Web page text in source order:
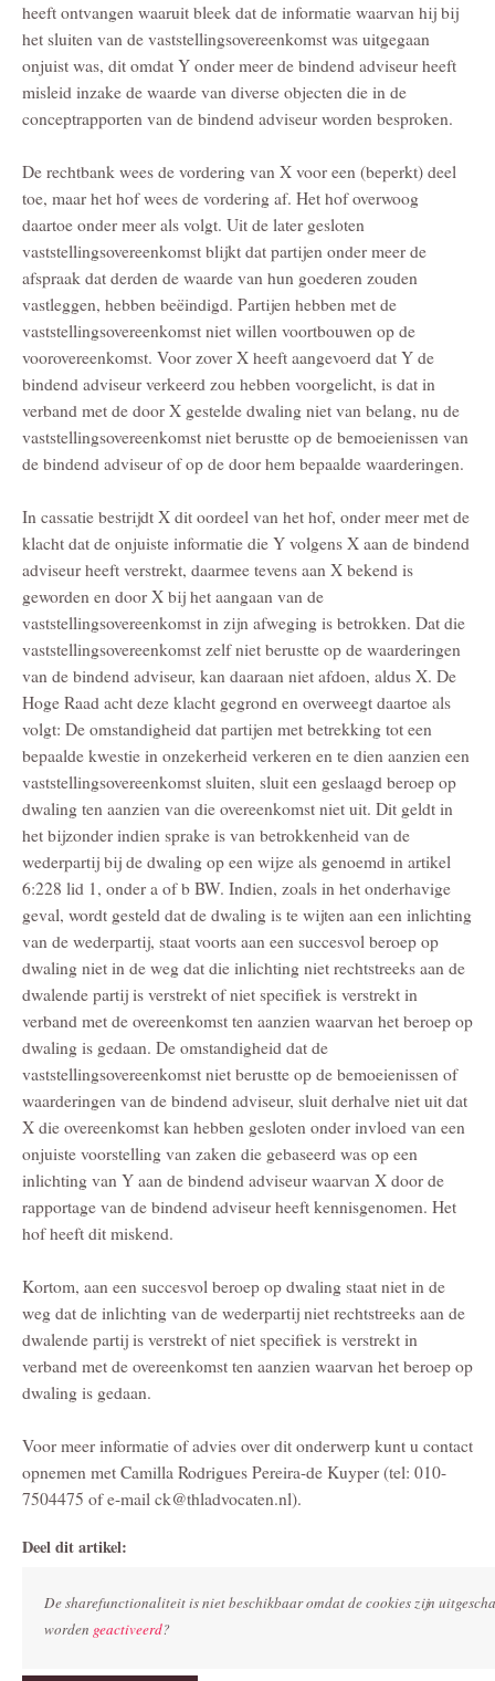
heeft ontvangen waaruit bleek dat de informatie waarvan hij bij
het sluiten van de vaststellingsovereenkomst was uitgegaan
onjuist was, dit omdat Y onder meer de bindend adviseur heeft
misleid inzake de waarde van diverse objecten die in de
conceptrapporten van de bindend adviseur worden besproken.
De rechtbank wees de vordering van X voor een (beperkt) deel
toe, maar het hof wees de vordering af. Het hof overwoog
daartoe onder meer als volgt. Uit de later gesloten
vaststellingsovereenkomst blijkt dat partijen onder meer de
afspraak dat derden de waarde van hun goederen zouden
vastleggen, hebben beëindigd. Partijen hebben met de
vaststellingsovereenkomst niet willen voortbouwen op de
voorovereenkomst. Voor zover X heeft aangevoerd dat Y de
bindend adviseur verkeerd zou hebben voorgelicht, is dat in
verband met de door X gestelde dwaling niet van belang, nu de
vaststellingsovereenkomst niet berustte op de bemoeienissen van
de bindend adviseur of op de door hem bepaalde waarderingen.
In cassatie bestrijdt X dit oordeel van het hof, onder meer met de
klacht dat de onjuiste informatie die Y volgens X aan de bindend
adviseur heeft verstrekt, daarmee tevens aan X bekend is
geworden en door X bij het aangaan van de
vaststellingsovereenkomst in zijn afweging is betrokken. Dat die
vaststellingsovereenkomst zelf niet berustte op de waarderingen
van de bindend adviseur, kan daaraan niet afdoen, aldus X. De
Hoge Raad acht deze klacht gegrond en overweegt daartoe als
volgt: De omstandigheid dat partijen met betrekking tot een
bepaalde kwestie in onzekerheid verkeren en te dien aanzien een
vaststellingsovereenkomst sluiten, sluit een geslaagd beroep op
dwaling ten aanzien van die overeenkomst niet uit. Dit geldt in
het bijzonder indien sprake is van betrokkenheid van de
wederpartij bij de dwaling op een wijze als genoemd in artikel
6:228 lid 1, onder a of b BW. Indien, zoals in het onderhavige
geval, wordt gesteld dat de dwaling is te wijten aan een inlichting
van de wederpartij, staat voorts aan een succesvol beroep op
dwaling niet in de weg dat die inlichting niet rechtstreeks aan de
dwalende partij is verstrekt of niet specifiek is verstrekt in
verband met de overeenkomst ten aanzien waarvan het beroep op
dwaling is gedaan. De omstandigheid dat de
vaststellingsovereenkomst niet berustte op de bemoeienissen of
waarderingen van de bindend adviseur, sluit derhalve niet uit dat
X die overeenkomst kan hebben gesloten onder invloed van een
onjuiste voorstelling van zaken die gebaseerd was op een
inlichting van Y aan de bindend adviseur waarvan X door de
rapportage van de bindend adviseur heeft kennisgenomen. Het
hof heeft dit miskend.
Kortom, aan een succesvol beroep op dwaling staat niet in de
weg dat de inlichting van de wederpartij niet rechtstreeks aan de
dwalende partij is verstrekt of niet specifiek is verstrekt in
verband met de overeenkomst ten aanzien waarvan het beroep op
dwaling is gedaan.
Voor meer informatie of advies over dit onderwerp kunt u contact
opnemen met Camilla Rodrigues Pereira-de Kuyper (tel: 010-
7504475 of e-mail ck@thladvocaten.nl).
Deel dit artikel:
De sharefunctionaliteit is niet beschikbaar omdat de cookies zijn
worden geactiveerd?